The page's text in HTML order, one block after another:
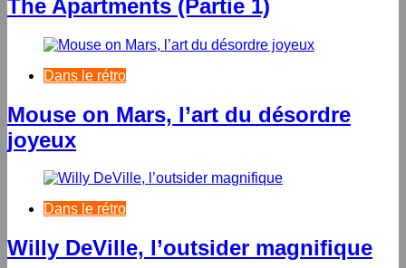
The Apartments (Partie 1)
Dans le rétro
Mouse on Mars, l’art du désordre
joyeux
Dans le rétro
Willy DeVille, l’outsider magnifique